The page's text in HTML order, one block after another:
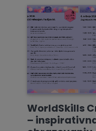
WorldSkills
–